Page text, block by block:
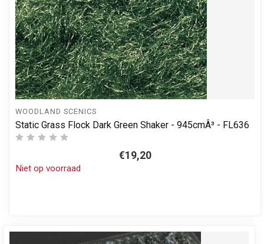
WOODLAND SCENICS
Static Grass Flock Dark Green Shaker - 945cmÂ³ - FL636
€19,20
Niet op voorraad